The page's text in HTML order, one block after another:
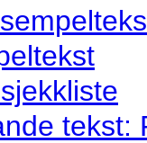
tekst: